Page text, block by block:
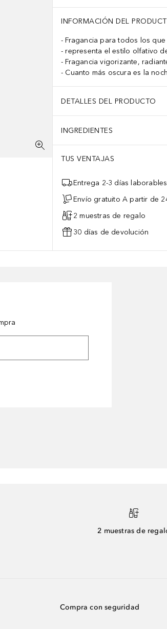
INFORMACIÓN DEL
Fragancia para todos los
representa el estilo olfativo
Fragancia vigorizante,
Cuanto más oscura es la
DETALLES DEL PRODUCTO
INGREDIENTES
TUS VENTAJAS
Entrega 2-3 días laborables
Envío gratuito A partir de
2 muestras de regalo
30 días de devolución
2 muestras de
Compra con seguridad